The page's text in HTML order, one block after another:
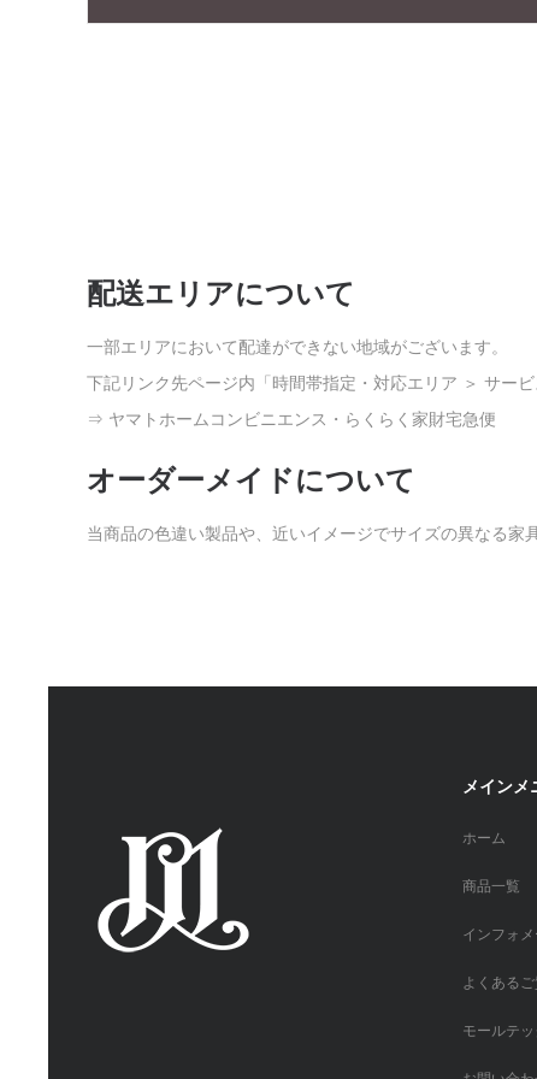
配送エリアについて
一部エリアにおいて配達ができない地域がございます。
下記リンク先ページ内「時間帯指定・対応エリア ＞ サー
⇒ ヤマトホームコンビニエンス・らくらく家財宅急便
オーダーメイドについて
当商品の色違い製品や、近いイメージでサイズの異なる
メインメ
ホーム
商品一覧
インフォ
よくある
モールテ